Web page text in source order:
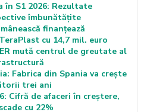
în S1 2026: Rezultate
îmbunătățite
finanțează
cu 14,7 mil. euro
mută centrul de greutate al
Fabrica din Spania va crește
trei ani
Cifră de afaceri în creștere,
cu 22%